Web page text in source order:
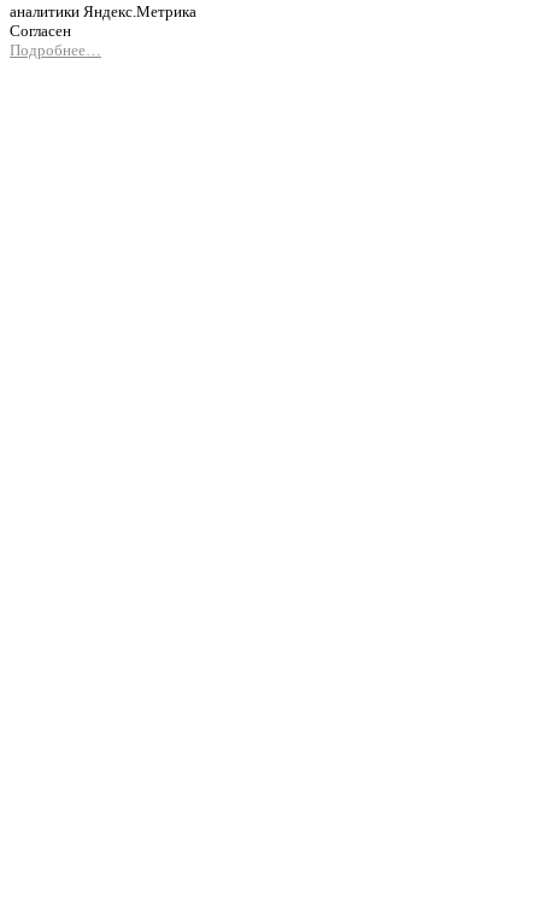
аналитики Яндекс.Метрика
Согласен
Подробнее…